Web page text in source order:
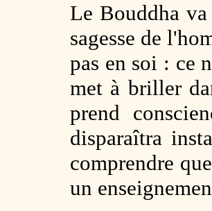
Le Bouddha
sagesse de
pas en soi : ce
met à briller
prend
disparaîtra
comprendre
un